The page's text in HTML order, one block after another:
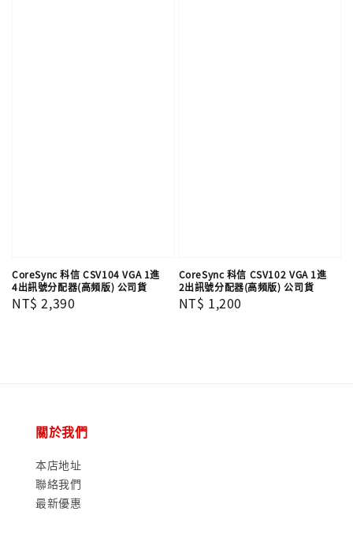
CoreSync 科信 CSV104 VGA 1進
4出訊號分配器(高頻版) 公司貨
Regular
NT$ 2,390
CoreSync 科信 CSV102 VGA 1進
2出訊號分配器(高頻版) 公司貨
Regular
NT$ 1,200
關於我們
本店地址
聯絡我們
最新優惠